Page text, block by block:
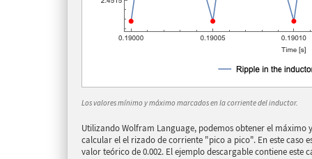
Los valores mínimo y máximo marcados en la corriente del inductor.
Utilizando Wolfram Language, podemos obtener el máximo
calcular el el rizado de corriente "pico a pico". En este caso
valor teórico de 0.002. El ejemplo descargable contiene este